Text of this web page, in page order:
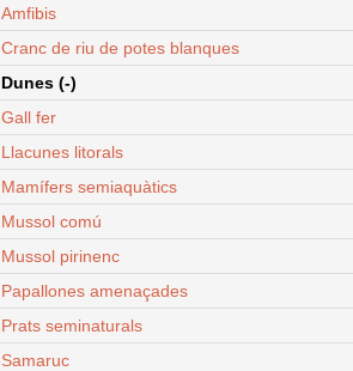
Amfibis
Cranc de riu de potes blanques
Dunes (-)
Gall fer
Llacunes litorals
Mamífers semiaquàtics
Mussol comú
Mussol pirinenc
Papallones amenaçades
Prats seminaturals
Samaruc